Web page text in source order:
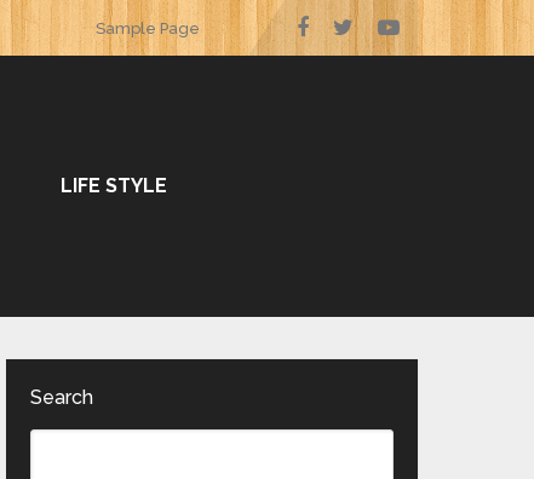
Sample Page
LIFE STYLE
Search